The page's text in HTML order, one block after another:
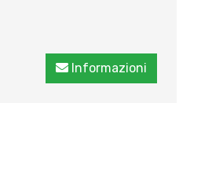
Informazioni